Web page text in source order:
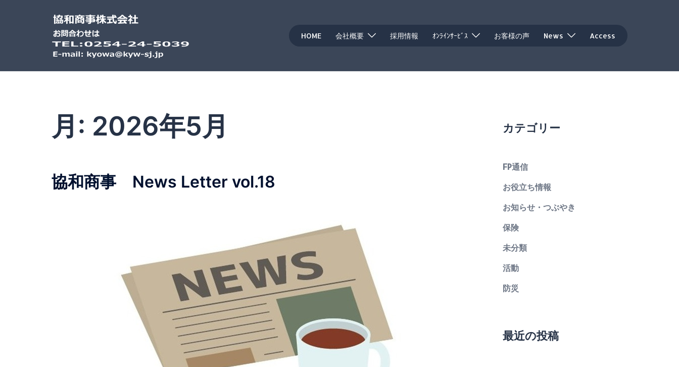
HOME 会社概要 採用情報 ｵﾝﾗｲﾝｻｰﾋﾞｽ お客様の声 News Access
月: 2026年5月
協和商事 News Letter vol.18
カテゴリー
FP通信
お役立ち情報
お知らせ・つぶやき
保険
未分類
活動
防災
最近の投稿